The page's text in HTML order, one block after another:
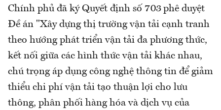
Chính phủ đã ký Quyết định số 703 phê duyệt
Đề án "Xây dựng thị trường vận tải cạnh tranh
theo hướng phát triển vận tải đa phương thức,
kết nối giữa các hình thức vận tải khác nhau,
chú trọng áp dụng công nghệ thông tin để giảm
thiểu chi phí vận tải tạo thuận lợi cho lưu
thông, phân phối hàng hóa và dịch vụ của